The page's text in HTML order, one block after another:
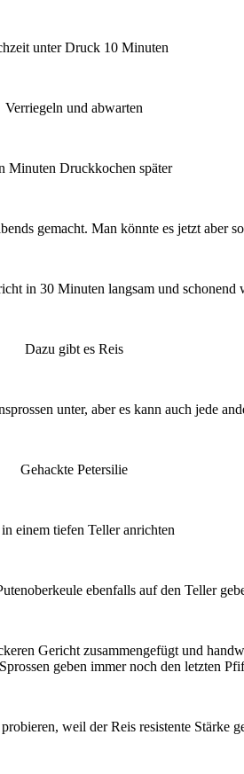
unter Druck 10 Minuten
Verriegeln und abwarten
Minuten Druckkochen später
gemacht. Man könnte es jetzt aber
in 30 Minuten langsam und schonend
Dazu gibt es Reis
unter, aber es kann auch jede
Gehackte Petersilie
einem tiefen Teller anrichten
ebenfalls auf den Teller
Gericht zusammengefügt und
geben immer noch den letzten
weil der Reis resistente Stärke